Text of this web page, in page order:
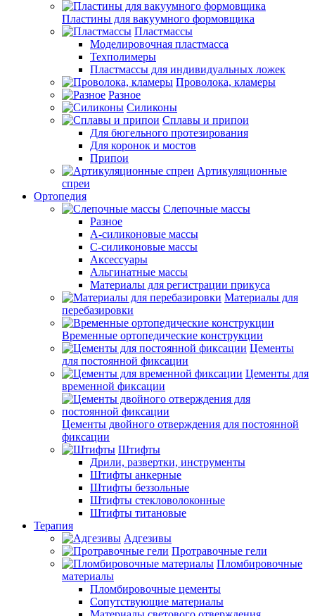
Пластины для вакуумного формовщика
Пластмассы
Моделировочная пластмасса
Техполимеры
Пластмассы для индивидуальных ложек
Проволока, кламеры
Разное
Силиконы
Сплавы и припои
Для бюгельного протезирования
Для коронок и мостов
Припои
Артикуляционные
спреи
Ортопедия
Слепочные массы
Разное
А-силиконовые массы
С-силиконовые массы
Аксессуары
Альгинатные массы
Материалы для регистрации прикуса
Материалы для
перебазировки
Временные ортопедические конструкции
Цементы
для постоянной фиксации
Цементы для
временной фиксации
Цементы двойного отверждения для постоянной
фиксации
Штифты
Дрили, развертки, инструменты
Штифты анкерные
Штифты беззольные
Штифты стекловолоконные
Штифты титановые
Терапия
Адгезивы
Протравочные гели
Пломбировочные
материалы
Пломбировочные цементы
Сопутствующие материалы